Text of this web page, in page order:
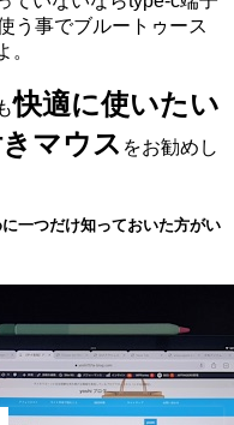
う事でブルートゥース
。
快適に使いたい
マウス をお勧めし
一つだけ知っておいた方がい